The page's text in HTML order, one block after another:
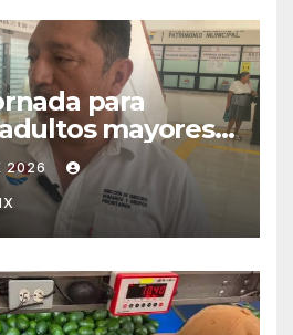
para
mayores
Cancún
2026